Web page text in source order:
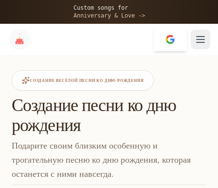
Custom songs for
Anniversary & Love ->
СОЗДАНИЕ ВЕСЁЛОЙ ПЕСНИ КО ДНЮ РОЖДЕНИЯ
Создание песни ко дню
рождения
Подарите своим близким особенную и
трогательную песню ко дню рождения, которая
останется с ними навсегда.